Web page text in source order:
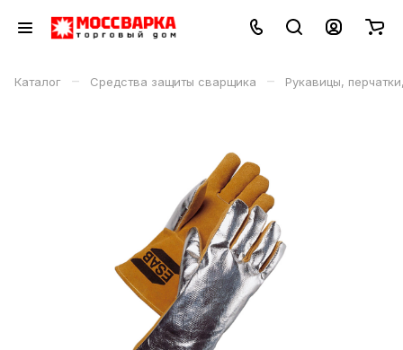
Каталог – Средства защиты сварщика – Рукавицы,